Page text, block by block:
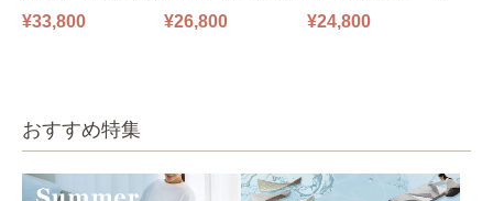
ファ フロアソファ 幅14
¥33,800
ファ フロアソファ 幅10
¥26,800
掛けソファ O’HANA ソ
¥24,800
おすすめ特集